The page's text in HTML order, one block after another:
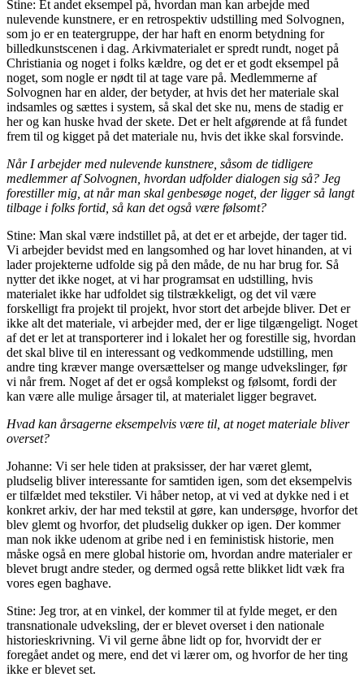
Stine: Et andet eksempel på, hvordan man kan arbejde med
nulevende kunstnere, er en retrospektiv udstilling med Solvognen,
som jo er en teatergruppe, der har haft en enorm betydning for
billedkunstscenen i dag. Arkivmaterialet er spredt rundt, noget på
Christiania og noget i folks kældre, og det er et godt eksempel på
noget, som nogle er nødt til at tage vare på. Medlemmerne af
Solvognen har en alder, der betyder, at hvis det her materiale skal
indsamles og sættes i system, så skal det ske nu, mens de stadig er
her og kan huske hvad der skete. Det er helt afgørende at få fundet
frem til og kigget på det materiale nu, hvis det ikke skal forsvinde.
Når I arbejder med nulevende kunstnere, såsom de tidligere
medlemmer af Solvognen, hvordan udfolder dialogen sig så? Jeg
forestiller mig, at når man skal genbesøge noget, der ligger så langt
tilbage i folks fortid, så kan det også være følsomt?
Stine: Man skal være indstillet på, at det er et arbejde, der tager tid.
Vi arbejder bevidst med en langsomhed og har lovet hinanden, at vi
lader projekterne udfolde sig på den måde, de nu har brug for. Så
nytter det ikke noget, at vi har programsat en udstilling, hvis
materialet ikke har udfoldet sig tilstrækkeligt, og det vil være
forskelligt fra projekt til projekt, hvor stort det arbejde bliver. Det er
ikke alt det materiale, vi arbejder med, der er lige tilgængeligt. Noget
af det er let at transporterer ind i lokalet her og forestille sig, hvordan
det skal blive til en interessant og vedkommende udstilling, men
andre ting kræver mange oversættelser og mange udvekslinger, før
vi når frem. Noget af det er også komplekst og følsomt, fordi der
kan være alle mulige årsager til, at materialet ligger begravet.
Hvad kan årsagerne eksempelvis være til, at noget materiale bliver
overset?
Johanne: Vi ser hele tiden at praksisser, der har været glemt,
pludselig bliver interessante for samtiden igen, som det eksempelvis
er tilfældet med tekstiler. Vi håber netop, at vi ved at dykke ned i et
konkret arkiv, der har med tekstil at gøre, kan undersøge, hvorfor det
blev glemt og hvorfor, det pludselig dukker op igen. Der kommer
man nok ikke udenom at gribe ned i en feministisk historie, men
måske også en mere global historie om, hvordan andre materialer er
blevet brugt andre steder, og dermed også rette blikket lidt væk fra
vores egen baghave.
Stine: Jeg tror, at en vinkel, der kommer til at fylde meget, er den
transnationale udveksling, der er blevet overset i den nationale
historieskrivning. Vi vil gerne åbne lidt op for, hvorvidt der er
foregået andet og mere, end det vi lærer om, og hvorfor de her ting
ikke er blevet set.